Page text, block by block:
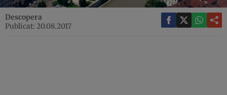
Descopera
Publicat: 20.08.2017